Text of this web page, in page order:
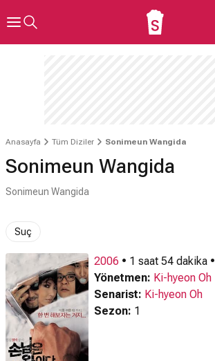
Anasayfa Tüm Diziler Sonimeun Wangida
Sonimeun Wangida
Sonimeun Wangida
Suç
2006 • 1 saat 54 dakika •
Yönetmen: Ki-hyeon Oh
Senarist: Ki-hyeon Oh
Sezon: 1